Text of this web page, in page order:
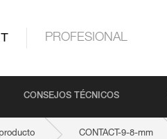
PROFESIONAL
CONSEJOS TÉCNICOS
CONTACT-9-8-mm